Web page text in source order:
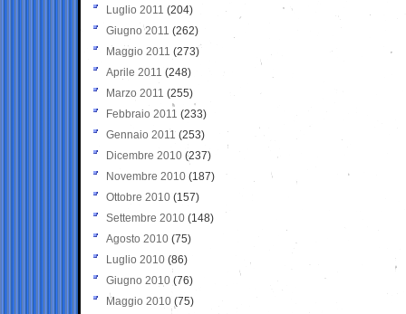
Luglio 2011 (204)
Giugno 2011 (262)
Maggio 2011 (273)
Aprile 2011 (248)
Marzo 2011 (255)
Febbraio 2011 (233)
Gennaio 2011 (253)
Dicembre 2010 (237)
Novembre 2010 (187)
Ottobre 2010 (157)
Settembre 2010 (148)
Agosto 2010 (75)
Luglio 2010 (86)
Giugno 2010 (76)
Maggio 2010 (75)